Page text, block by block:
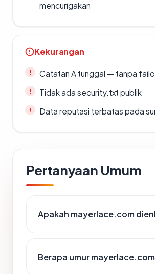
mencurigakan
Kekurangan
Catatan A tunggal — tanpa
Tidak ada security.txt publik
Data reputasi terbatas pada
Pertanyaan Umum
Apakah mayerlace.com
Berapa umur